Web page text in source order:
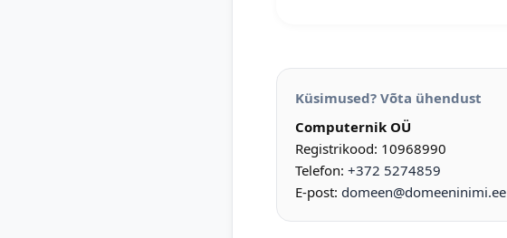
Küsimused? Võta ühendust
Computernik OÜ
Registrikood: 10968990
Telefon: +372 5274859
E-post: domeen@domeeninimi.ee